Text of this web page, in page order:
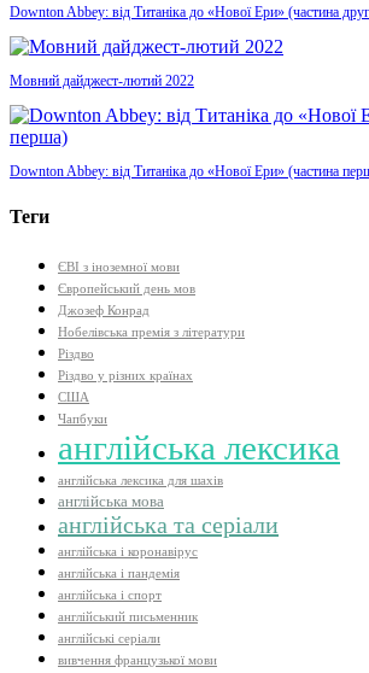
Downton Abbey: від Титаніка до «Нової Ери» (частина
Мовний дайджест-лютий 2022
Downton Abbey: від Титаніка до «Нової Ери» (частина
Теги
ЄВІ з іноземної мови
Європейський день мов
Джозеф Конрад
Нобелівська премія з літератури
Різдво
Різдво у різних країнах
США
Чапбуки
англійська лексика
англійська лексика для шахів
англійська мова
англійська та серіали
англійська і коронавірус
англійська і пандемія
англійська і спорт
англійський письменник
англійські серіали
вивчення французької мови